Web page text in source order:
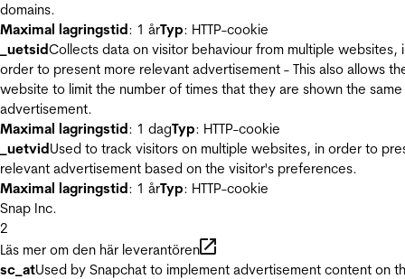
domains.
Maximal lagringstid: 1 årTyp: HTTP-cookie
_uetsidCollects data on visitor behaviour from multiple websites,
order to present more relevant advertisement - This also allows
website to limit the number of times that they are shown the same
advertisement.
Maximal lagringstid: 1 dagTyp: HTTP-cookie
_uetvidUsed to track visitors on multiple websites, in order to
relevant advertisement based on the visitor's preferences.
Maximal lagringstid: 1 årTyp: HTTP-cookie
Snap Inc.
2
Läs mer om den här leverantören
sc_atUsed by Snapchat to implement advertisement content on